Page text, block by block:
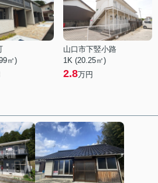
㎡)
山口市下竪小路
1K (20.25㎡)
2.8万円